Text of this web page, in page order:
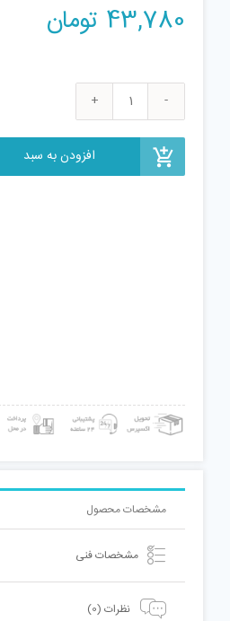
43,780 تومان
اسباب
بسکتبال
مدل
افزودن به سبد
مشخصات محصول
مشخصات فنی
نظرات (0)